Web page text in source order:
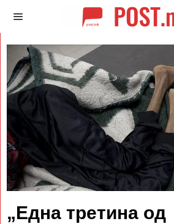
„Една третина од